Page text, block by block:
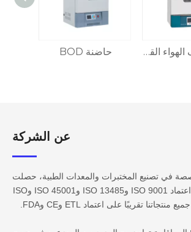
حاضنة BOD فرن تجفيف الهواء القسري الرأسي
عن الشركة​​​​​​
في تصنيع المختبرات والمعدات الطبية، حصلت
Scitek Global على اعتماد ISO 9001 وISO 13485 وISO 45001 وISO